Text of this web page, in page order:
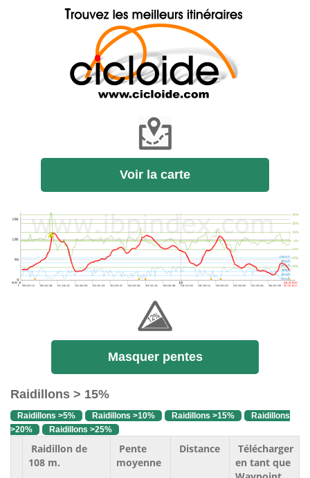
Voir la carte
Masquer pentes
Raidillons > 15%
Raidillons >5% Raidillons >10% Raidillons >15%
Raidillons
>20%
Raidillons >25%
Raidillon de
108 m.
Pente
moyenne
Distance
Télécharger
en tant que